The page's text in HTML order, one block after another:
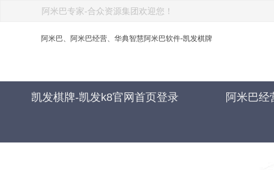
阿米巴专家-合众资源集团欢迎您！
阿米巴、阿米巴经营、华典智慧阿米巴软件-凯发棋牌
凯发棋牌-凯发k8官网首页登录 阿米巴经